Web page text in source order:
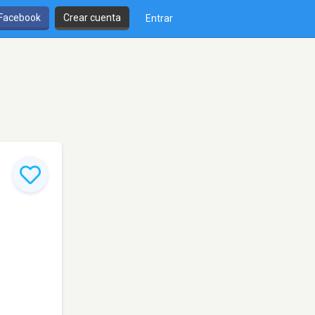
Crear cuenta Entrar